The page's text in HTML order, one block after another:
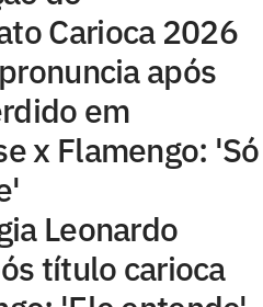
Carioca 2026
após
em
x Flamengo: 'Só
Leonardo
título carioca